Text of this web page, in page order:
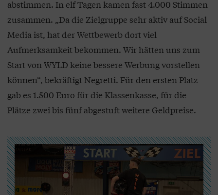
abstimmen. In elf Tagen kamen fast 4.000 Stimmen
zusammen. „Da die Zielgruppe sehr aktiv auf Social
Media ist, hat der Wettbewerb dort viel
Aufmerksamkeit bekommen. Wir hätten uns zum
Start von WYLD keine bessere Werbung vorstellen
können“, bekräftigt Negretti. Für den ersten Platz
gab es 1.500 Euro für die Klassenkasse, für die
Plätze zwei bis fünf abgestuft weitere Geldpreise.